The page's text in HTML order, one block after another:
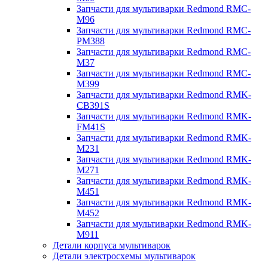
Запчасти для мультиварки Redmond RMC-
M96
Запчасти для мультиварки Redmond RMC-
PM388
Запчасти для мультиварки Redmond RMC-
M37
Запчасти для мультиварки Redmond RMC-
M399
Запчасти для мультиварки Redmond RMK-
CB391S
Запчасти для мультиварки Redmond RMK-
FM41S
Запчасти для мультиварки Redmond RMK-
M231
Запчасти для мультиварки Redmond RMK-
M271
Запчасти для мультиварки Redmond RMK-
M451
Запчасти для мультиварки Redmond RMK-
M452
Запчасти для мультиварки Redmond RMK-
M911
Детали корпуса мультиварок
Детали электросхемы мультиварок